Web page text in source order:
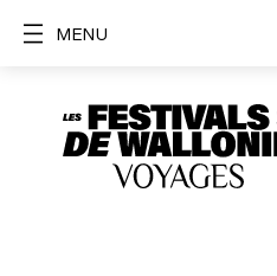
MENU